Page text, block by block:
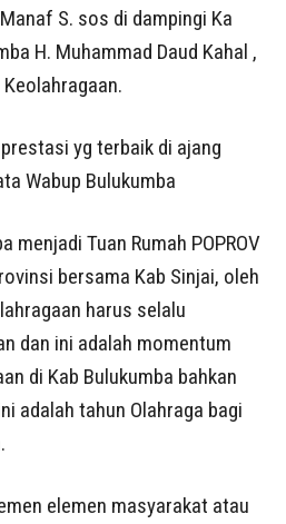
S. sos di dampingi Ka
H. Muhammad Daud Kahal ,
yg terbaik di ajang
Wabup Bulukumba
menjadi Tuan Rumah POPROV
bersama Kab Sinjai, oleh
harus selalu
dan ini adalah momentum
di Kab Bulukumba bahkan
adalah tahun Olahraga bagi
elemen masyarakat atau